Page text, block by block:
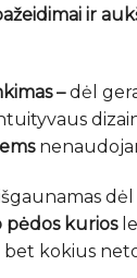
ir
–dėl
dėl
pėdos kurios
bet kokius